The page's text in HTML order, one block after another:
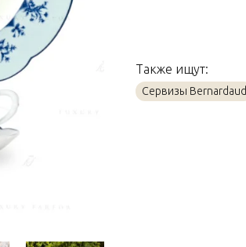
Также ищут:
Сервизы Bernardaud